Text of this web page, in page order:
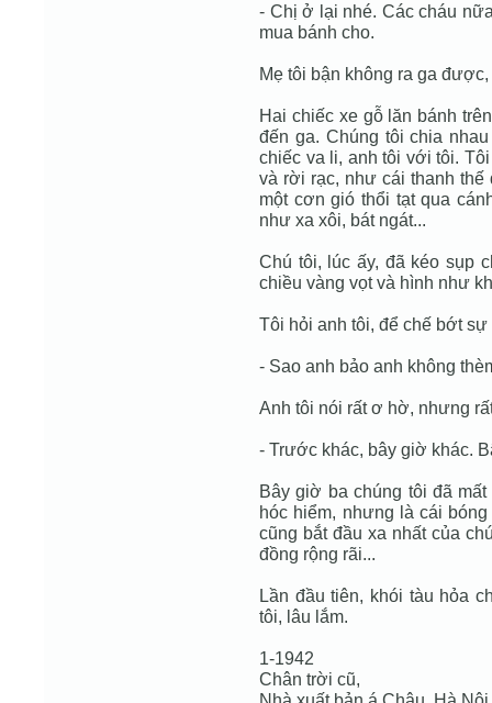
- Chị ở lại nhé. Các cháu
mua bánh cho.
Mẹ tôi bận không ra ga
Hai chiếc xe gỗ lăn bánh
đến ga. Chúng tôi chia
chiếc va li, anh tôi với tôi.
và rời rạc, như cái thanh thế
một cơn gió thổi tạt qua
như xa xôi, bát ngát...
Chú tôi, lúc ấy, đã kéo sụp
chiều vàng vọt và hình như
Tôi hỏi anh tôi, để chế bớt
- Sao anh bảo anh không
Anh tôi nói rất ơ hờ, nhưng
- Trước khác, bây giờ khác.
Bây giờ ba chúng tôi đã
hóc hiểm, nhưng là cái
cũng bắt đầu xa nhất của
đồng rộng rãi...
Lần đầu tiên, khói tàu hỏa
tôi, lâu lắm.
1-1942
Chân trời cũ,